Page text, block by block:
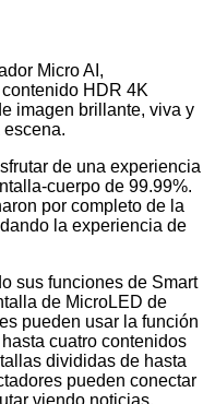
Micro AI,
HDR 4K
imagen brillante, viva y
de una experiencia
cuerpo de 99.99%.
por completo de la
la experiencia de
sus funciones de Smart
de MicroLED de
pueden usar la función
cuatro contenidos
divididas de hasta
pueden conectar
viendo noticias,